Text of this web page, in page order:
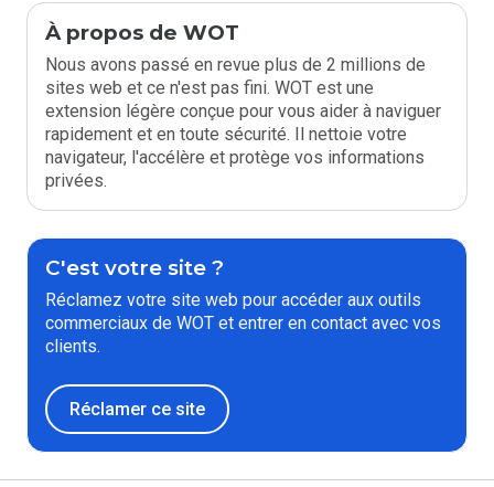
À propos de WOT
Nous avons passé en revue plus de 2 millions de
sites web et ce n'est pas fini. WOT est une
extension légère conçue pour vous aider à naviguer
rapidement et en toute sécurité. Il nettoie votre
navigateur, l'accélère et protège vos informations
privées.
C'est votre site ?
Réclamez votre site web pour accéder aux outils
commerciaux de WOT et entrer en contact avec vos
clients.
Réclamer ce site